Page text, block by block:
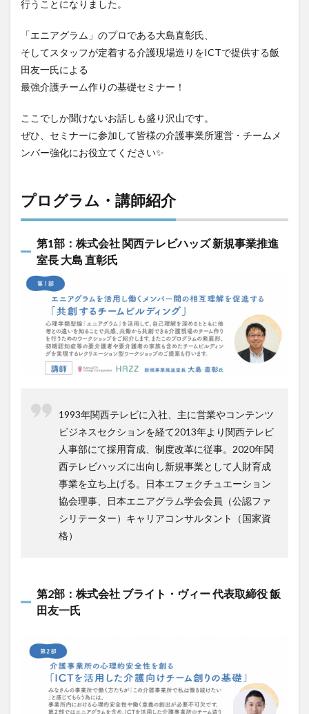
行うことになりました。
「エニアグラム」のプロである大島直彰氏、
そしてスタッフが定着する介護現場造りをICTで提供する飯
田友一氏による
最強介護チーム作りの基礎セミナー！
ここでしか聞けないお話しも盛り沢山です。
ぜひ、セミナーに参加して皆様の介護事業所運営・チームメ
ンバー強化にお役立てください✨
プログラム・講師紹介
第1部：株式会社 関西テレビハッズ 新規事業推進
室長 大島 直彰氏
1993年関西テレビに入社、主に営業やコンテンツ
ビジネスセクションを経て2013年より関西テレビ
人事部にて採用育成、制度改革に従事。2020年関
西テレビハッズに出向し新規事業として人財育成
事業を立ち上げる。日本エフェクチュエーション
協会理事、日本エニアグラム学会会員（公認ファ
シリテーター）キャリアコンサルタント（国家資
格）
第2部：株式会社 ブライト・ヴィー 代表取締役 飯
田友一氏
検索